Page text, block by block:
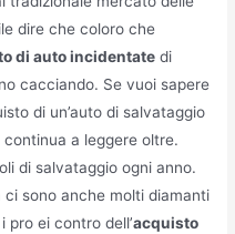
dire che coloro che
di auto incidentate di
cacciando. Se vuoi sapere
di un’auto di salvataggio
a leggere oltre.
di salvataggio ogni anno.
ci sono anche molti diamanti
pro ei contro dell’acquisto